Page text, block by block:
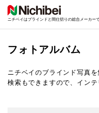
ニチベイはブラインドと間仕切りの総合メーカー
フォトアルバム
ニチベイのブラインド写真を
検索もできますので、イン